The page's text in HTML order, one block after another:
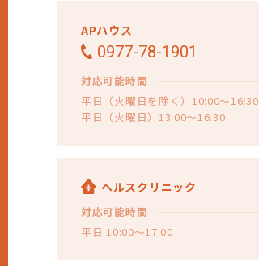
APハウス
0977-78-1901
対応可能時間
平日（火曜日を除く）10:00～16:30
平日（火曜日）13:00～16:30
ヘルスクリニック
対応可能時間
平日 10:00～17:00